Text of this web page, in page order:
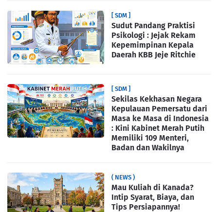
[ SDM ]
Sudut Pandang Praktisi
Psikologi : Jejak Rekam
Kepemimpinan Kepala
Daerah KBB Jeje Ritchie
[ SDM ]
Sekilas Kekhasan Negara
Kepulauan Pemersatu dari
Masa ke Masa di Indonesia
: Kini Kabinet Merah Putih
Memiliki 109 Menteri,
Badan dan Wakilnya
( NEWS )
Mau Kuliah di Kanada?
Intip Syarat, Biaya, dan
Tips Persiapannya!